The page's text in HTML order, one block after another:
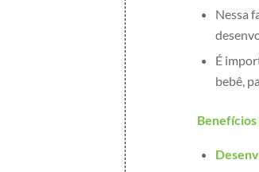
Nessa
É
bebê,
Benefícios